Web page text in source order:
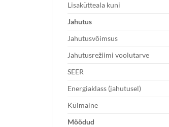
Lisakütteala kuni
Jahutus
Jahutusvõimsus
Jahutusrežiimi voolutarve
SEER
Energiaklass (jahutusel)
Külmaine
Mõõdud